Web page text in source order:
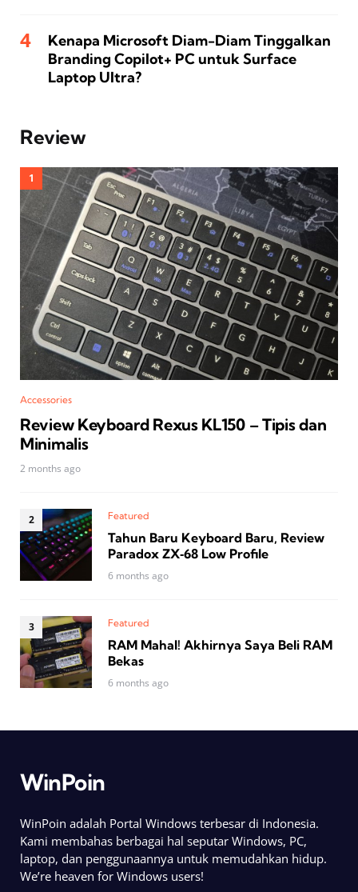
Kenapa Microsoft Diam-Diam Tinggalkan
Branding Copilot+ PC untuk Surface
Laptop Ultra?
Review
Accessories
Review Keyboard Rexus KL150 – Tipis dan
Minimalis
2 months ago
Featured
Tahun Baru Keyboard Baru, Review
Paradox ZX‑68 Low Profile
6 months ago
Featured
RAM Mahal! Akhirnya Saya Beli RAM
Bekas
6 months ago
WinPoin
WinPoin adalah Portal Windows terbesar di Indonesia.
Kami membahas berbagai hal seputar Windows, PC,
laptop, dan penggunaannya untuk memudahkan hidup.
We’re heaven for Windows users!